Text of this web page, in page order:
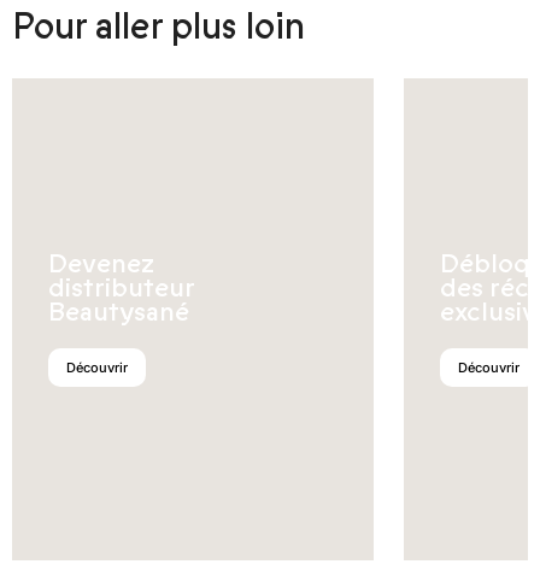
Pour aller plus loin
Devenez
distributeur
Beautysané
Découvrir
des
Découvrir